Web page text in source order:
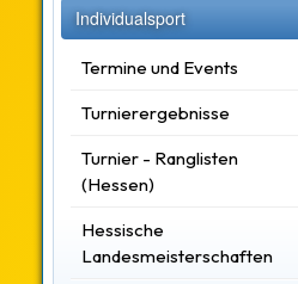
Individualsport
Termine und Events
Turnierergebnisse
Turnier - Ranglisten
(Hessen)
Hessische
Landesmeisterschaften